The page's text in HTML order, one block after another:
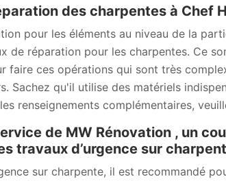
des charpentes à Chef
pour les éléments au niveau de la
de réparation pour les charpentes. Ce
faire ces opérations qui sont très
Sachez qu'il utilise des matériels
renseignements complémentaires,
de MW Rénovation , un
travaux d’urgence sur
sur charpente, il est recommandé